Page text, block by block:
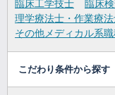
臨床工学技士
臨床
理学療法士・作業療
その他メディカル系
こだわり条件から探す